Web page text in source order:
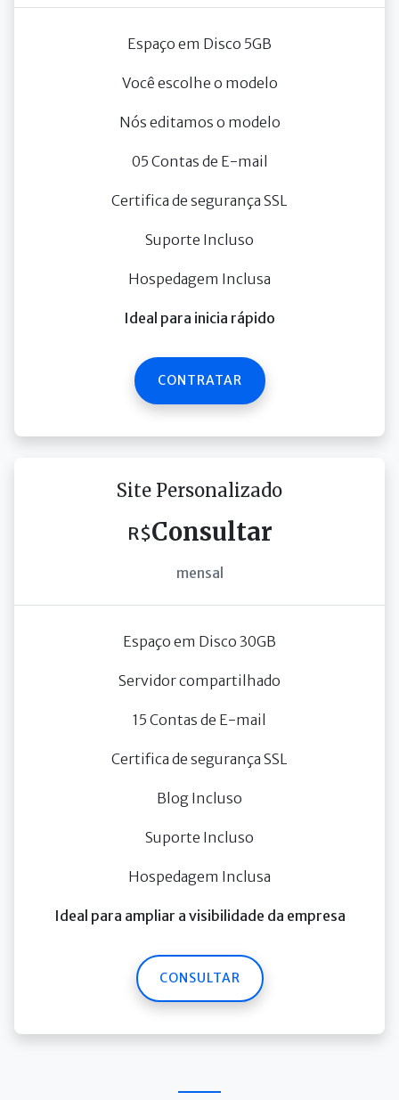
Espaço em Disco 5GB
Você escolhe o modelo
Nós editamos o modelo
05 Contas de E-mail
Certifica de segurança SSL
Suporte Incluso
Hospedagem Inclusa
Ideal para inicia rápido
CONTRATAR
Site Personalizado
R$Consultar
mensal
Espaço em Disco 30GB
Servidor compartilhado
15 Contas de E-mail
Certifica de segurança SSL
Blog Incluso
Suporte Incluso
Hospedagem Inclusa
Ideal para ampliar a visibilidade da empresa
CONSULTAR